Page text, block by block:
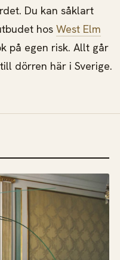
Du kan såklart
hos West Elm
på egen risk. Allt går
dörren här i Sverige.